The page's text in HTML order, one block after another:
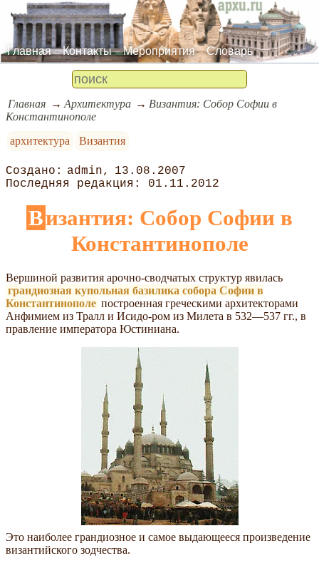
Главная Контакты Мероприятия Словарь
Главная Архитектура
Византия: Собор Софии в
Константинополе
архитектура
Византия
admin
13.08.2007
01.11.2012
Византия: Собор Софии в
Константинополе
Вершиной развития арочно-сводчатых структур явилась
грандиозная купольная базилика собора Софии в
Константинополе построенная греческими архитекторами
Анфимием из Тралл и Исидо-ром из Милета в 532—537 гг., в
правление императора Юстиниана.
Это наиболее грандиозное и самое выдающееся произведение
византийского зодчества.